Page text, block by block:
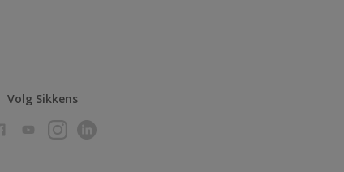
Volg Sikkens